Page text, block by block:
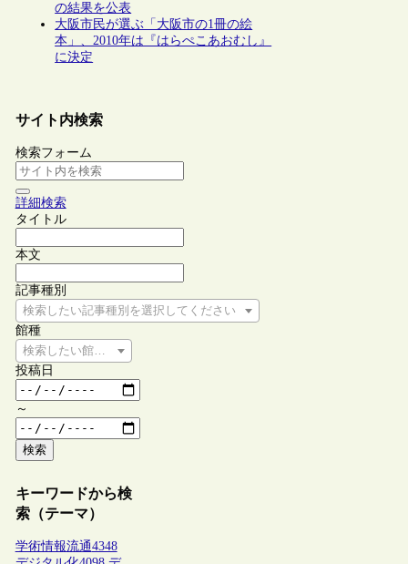
の結果を公表
大阪市民が選ぶ「大阪市の1冊の絵
本」、2010年は『はらぺこあおむし』
に決定
サイト内検索
検索フォーム
詳細検索
タイトル
本文
記事種別
検索したい記事種別を選択してください
館種
検索したい館種を選択してください
投稿日
～
検索
キーワードから検
索（テーマ）
学術情報流通4348